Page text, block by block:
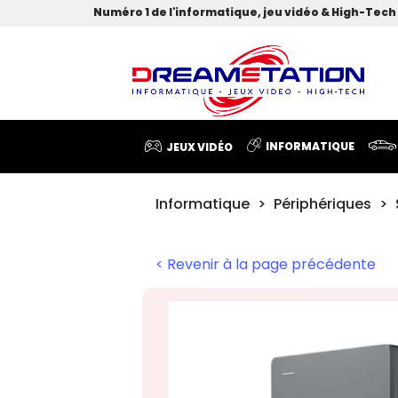
Numéro 1 de l'informatique, jeu vidéo & High-Tech
JEUX VIDÉO INFORMATIQUE
Informatique Périphériques
< Revenir à la page précédente